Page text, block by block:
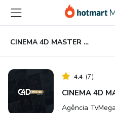
para
conteúdo
principal
para
pagamento
para
rodapé
CINEMA 4D MASTER - Treinamento 3D
4.4 (7)
CINEMA 4D
Agência TvMega